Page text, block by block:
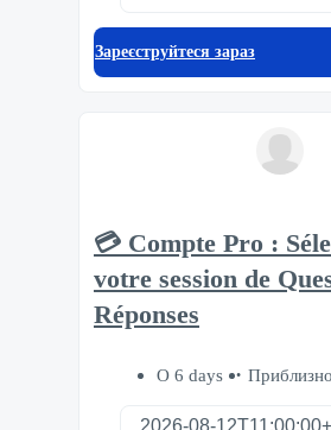
Зареєструйтеся зараз
💳 Compte Pro :
votre session de
Réponses
О 6 days